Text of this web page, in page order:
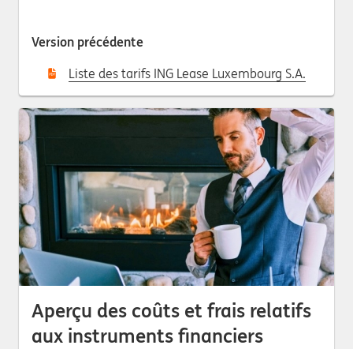
Version précédente
Liste des tarifs ING Lease Luxembourg S.A.
Aperçu des coûts et frais relatifs
aux instruments financiers